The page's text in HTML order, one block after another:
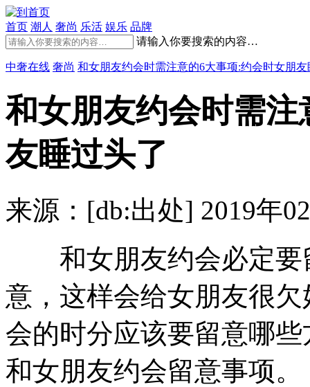
首页 潮人 奢尚 乐活 娱乐 品牌
请输入你要搜索的内容…
中奢在线 奢尚 和女朋友约会时需注意的6大事项:约会时女朋
和女朋友约会时需
友睡过头了
来源：[db:出处] 2019年
和女朋友约会必定要
意，这样会给女朋友很
会的时分应该要留意哪
和女朋友约会留意事项。